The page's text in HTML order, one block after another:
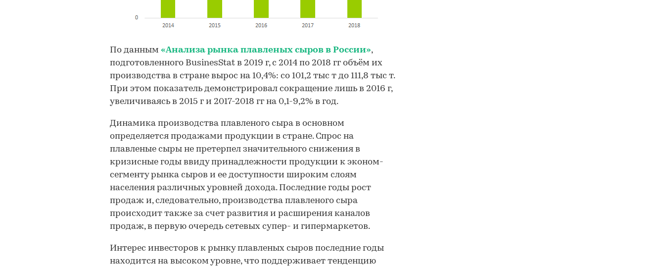
По данным «Анализа рынка плавленых сыров в России»,
подготовленного BusinesStat в 2019 г, с 2014 по 2018 гг объём их
производства в стране вырос на 10,4%: со 101,2 тыс т до 111,8 тыс т.
При этом показатель демонстрировал сокращение лишь в 2016 г,
увеличиваясь в 2015 г и 2017-2018 гг на 0,1-9,2% в год.
Динамика производства плавленого сыра в основном
определяется продажами продукции в стране. Спрос на
плавленые сыры не претерпел значительного снижения в
кризисные годы ввиду принадлежности продукции к эконом-
сегменту рынка сыров и ее доступности широким слоям
населения различных уровней дохода. Последние годы рост
продаж и, следовательно, производства плавленого сыра
происходит также за счет развития и расширения каналов
продаж, в первую очередь сетевых супер- и гипермаркетов.
Интерес инвесторов к рынку плавленых сыров последние годы
находится на высоком уровне, что поддерживает тенденцию